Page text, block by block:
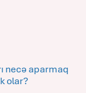
necə aparmaq
olar?